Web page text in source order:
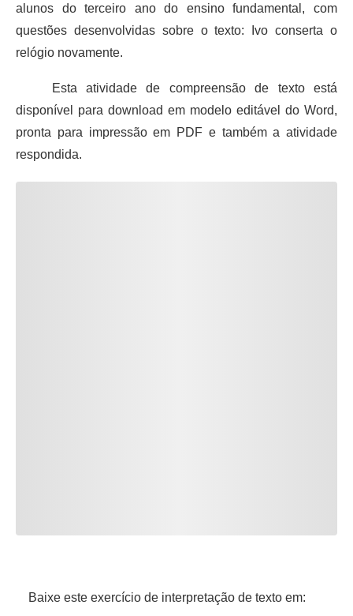
alunos do terceiro ano do ensino fundamental, com
questões desenvolvidas sobre o texto: Ivo conserta o
relógio novamente.
Esta atividade de compreensão de texto está
disponível para download em modelo editável do Word,
pronta para impressão em PDF e também a atividade
respondida.
Baixe este exercício de interpretação de texto em: